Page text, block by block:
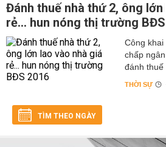
Đánh thuế nhà thứ 2, ông
rẻ... hun nóng thị trường
Công
chấp
đánh thuế
THỜI SỰ
TÌM THEO NGÀY